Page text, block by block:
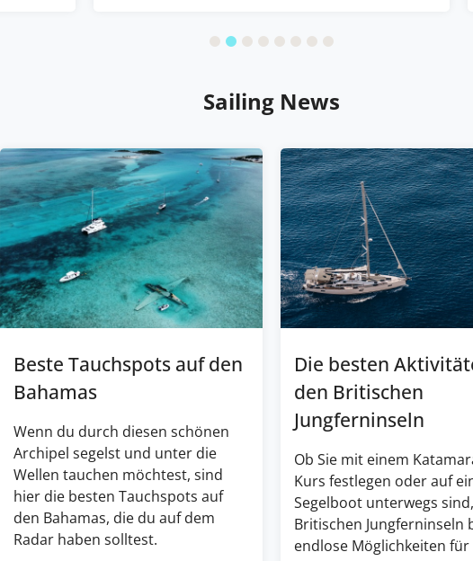
Sailing News
Beste Tauchspots auf den
Bahamas
Wenn du durch diesen schönen
Archipel segelst und unter die
Wellen tauchen möchtest, sind
hier die besten Tauchspots auf
den Bahamas, die du auf dem
Radar haben solltest.
Die besten
den Britischen
Jungferninseln
Ob Sie mit einem
Kurs festlegen oder auf
Segelboot unterwegs
Britischen Jungferninseln
endlose Möglichkeiten für